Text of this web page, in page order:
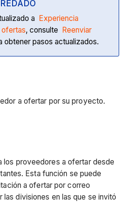
a Experiencia
ofertas, consulte Reenviar
obtener pasos actualizados.
a ofertar por su proyecto.
los proveedores a ofertar desde
Esta función se puede
a ofertar por correo
divisiones en las que se invitó